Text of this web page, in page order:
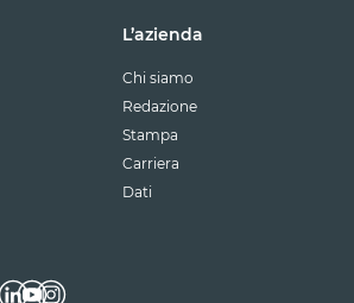
L’azienda
Chi siamo
Redazione
Stampa
Carriera
Dati